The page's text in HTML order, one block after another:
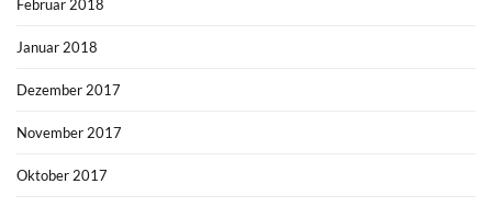
Februar 2018
Januar 2018
Dezember 2017
November 2017
Oktober 2017